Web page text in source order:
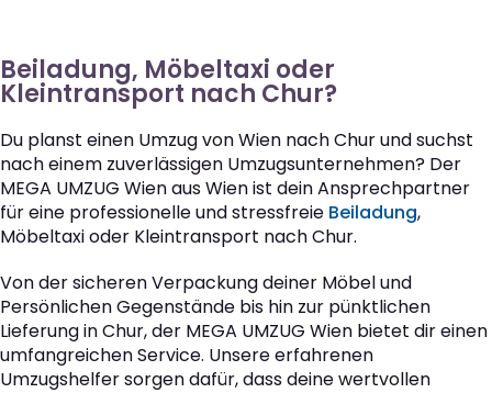
Beiladung, Möbeltaxi oder
Kleintransport nach Chur?
Du planst einen Umzug von Wien nach Chur und suchst
nach einem zuverlässigen Umzugsunternehmen? Der
MEGA UMZUG Wien aus Wien ist dein Ansprechpartner
für eine professionelle und stressfreie Beiladung,
Möbeltaxi oder Kleintransport nach Chur.
Von der sicheren Verpackung deiner Möbel und
Persönlichen Gegenstände bis hin zur pünktlichen
Lieferung in Chur, der MEGA UMZUG Wien bietet dir einen
umfangreichen Service. Unsere erfahrenen
Umzugshelfer sorgen dafür, dass deine wertvollen